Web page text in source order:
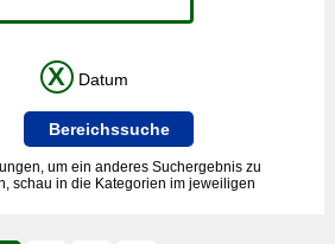
X Datum
Bereichssuche
um ein anderes Suchergebnis zu
schau in die Kategorien im jeweiligen